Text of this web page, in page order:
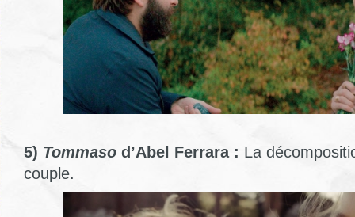
5) Tommaso d’Abel Ferrara : La
couple.